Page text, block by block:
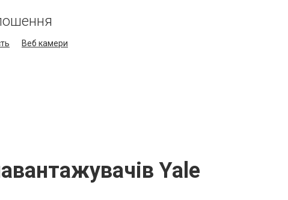
Веб камери
Yale